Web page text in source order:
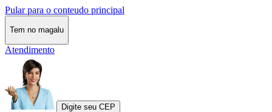
Pular para o conteudo principal
Tem no magalu
Atendimento
Digite seu CEP